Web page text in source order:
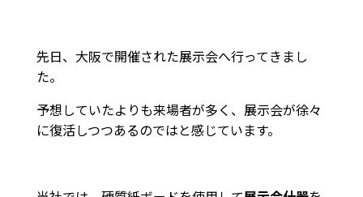
先日、大阪で開催された展示会へ行ってきまし
た。
予想していたよりも来場者が多く、展示会が徐々
に復活しつつあるのではと感じています。